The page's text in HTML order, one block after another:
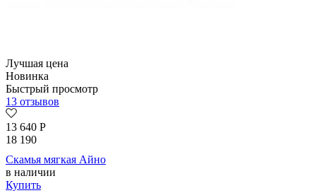
Лучшая цена
Новинка
Быстрый просмотр
13 отзывов
13 640 Р
18 190
Скамья мягкая Айно
в наличии
Купить